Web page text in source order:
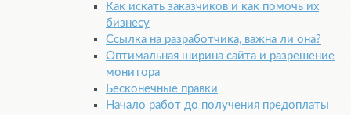
Как искать заказчиков и как помочь их
бизнесу
Ссылка на разработчика, важна ли она?
Оптимальная ширина сайта и разрешение
монитора
Бесконечные правки
Начало работ до получения предоплаты